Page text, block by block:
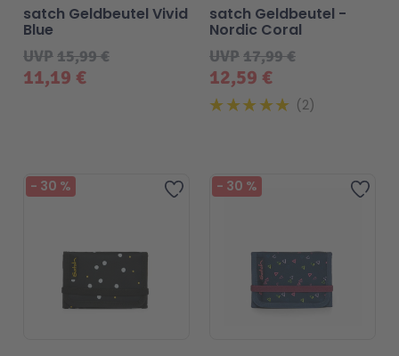
11,19 €
UVP15,99 €
satch Geldbeutel Vivid
Blue
12,59 €
UVP17,99 €
satch Geldbeutel -
Nordic Coral
2
Zur Wunschliste hinzufügen
- 30 % Zur
- 30 %